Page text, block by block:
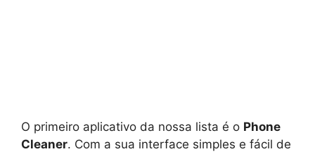
O primeiro aplicativo da nossa lista é o Phone
Cleaner. Com a sua interface simples e fácil de